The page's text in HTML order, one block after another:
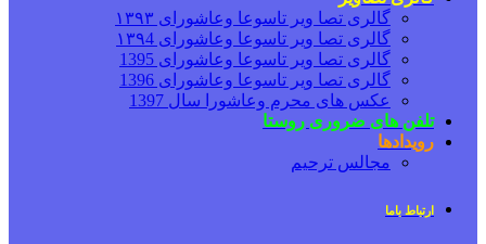
گالری تصا ویر تاسوعا وعاشورای ۱۳۹۳
گالری تصا ویر تاسوعا وعاشورای ۱۳۹4
گالری تصا ویر تاسوعا وعاشورای 1395
گالری تصا ویر تاسوعا وعاشورای 1396
عکس های محرم وعاشورا سال 1397
تلفن های ضروری روستا
رویدادها
مجالس ترحیم
ارتباط باما